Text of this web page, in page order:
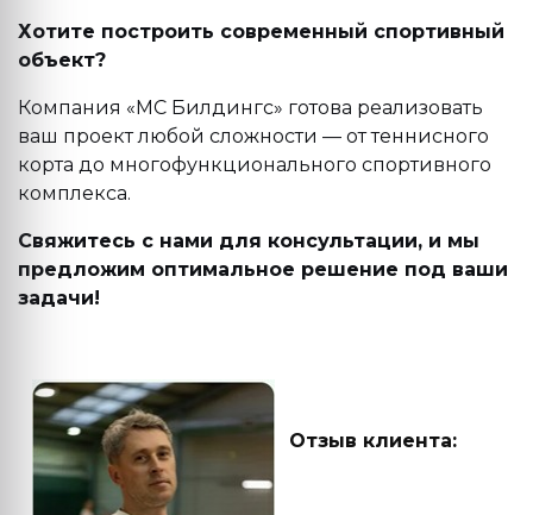
Хотите построить современный спортивный
объект?
Компания «МС Билдингс» готова реализовать
ваш проект любой сложности — от теннисного
корта до многофункционального спортивного
комплекса.
Свяжитесь с нами для консультации, и мы
предложим оптимальное решение под ваши
задачи!
Отзыв клиента: